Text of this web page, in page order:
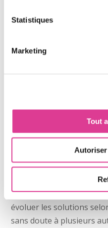
Statistiques
Marketing
Tout
circulaire !
déployée sur
pas d’imagination et
plusieurs concours à
(concours d’innovation
concours Europe1…), il a
brevet dessus, espérant
l’échelle nationale.
l’univers des
source (libres de droits,
évoluer les solutions
sans doute à plusieurs